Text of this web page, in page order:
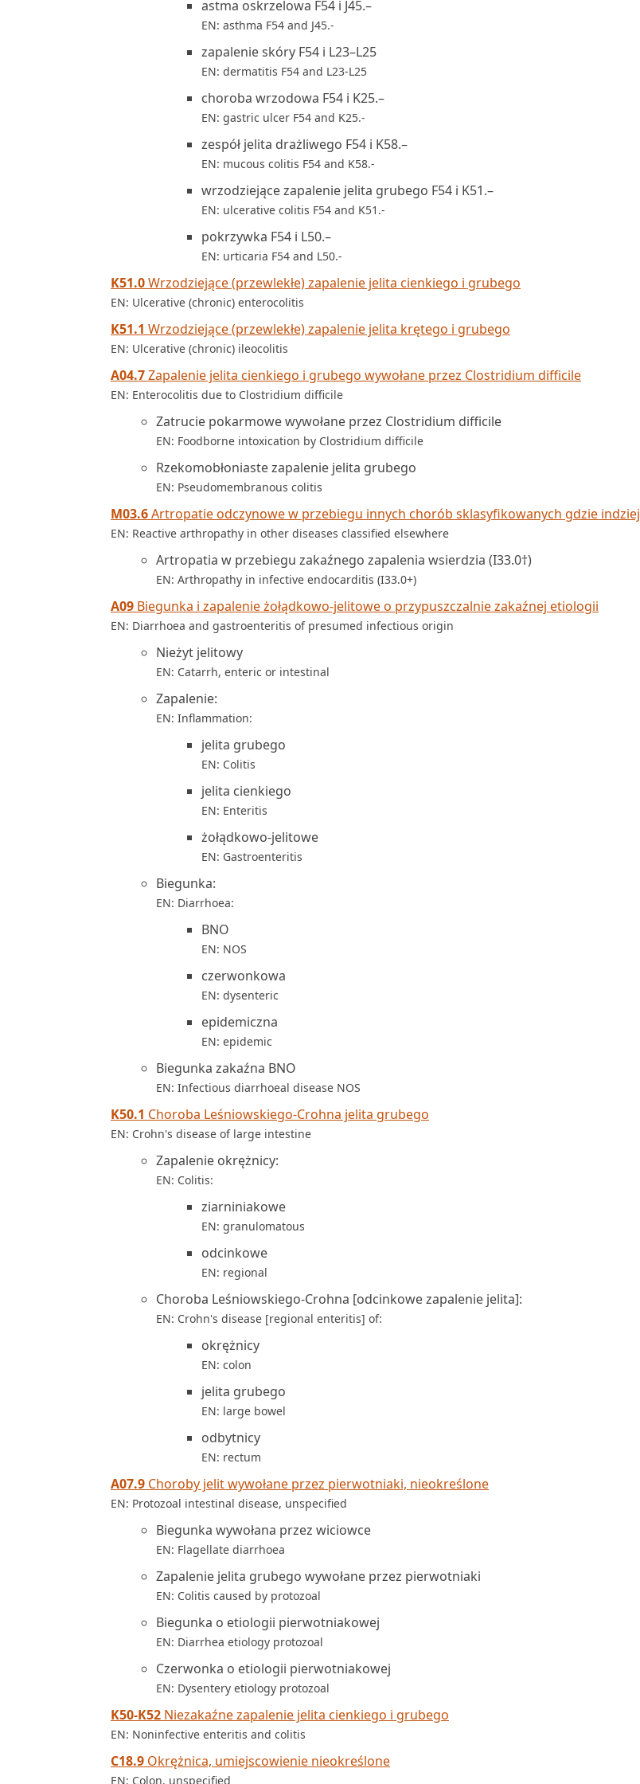
astma oskrzelowa F54 i J45.–
EN: asthma F54 and J45.-
zapalenie skóry F54 i L23–L25
EN: dermatitis F54 and L23-L25
choroba wrzodowa F54 i K25.–
EN: gastric ulcer F54 and K25.-
zespół jelita drażliwego F54 i K58.–
EN: mucous colitis F54 and K58.-
wrzodziejące zapalenie jelita grubego F54 i K51.–
EN: ulcerative colitis F54 and K51.-
pokrzywka F54 i L50.–
EN: urticaria F54 and L50.-
K51.0Wrzodziejące (przewlekłe) zapalenie jelita cienkiego i grubego
EN: Ulcerative (chronic) enterocolitis
K51.1 Wrzodziejące (przewlekłe) zapalenie jelita krętego i grubego
EN: Ulcerative (chronic) ileocolitis
A04.7Zapalenie jelita cienkiego i grubego wywołane przez Clostridium difficile
EN: Enterocolitis due to Clostridium difficile
Zatrucie pokarmowe wywołane przez Clostridium difficile
EN: Foodborne intoxication by Clostridium difficile
Rzekomobłoniaste zapalenie jelita grubego
EN: Pseudomembranous colitis
M03.6Artropatie odczynowe w przebiegu innych chorób sklasyfikowanych gdzie indziej
EN: Reactive arthropathy in other diseases classified elsewhere
Artropatia w przebiegu zakaźnego zapalenia wsierdzia (I33.0†)
EN: Arthropathy in infective endocarditis (I33.0+)
A09 Biegunka i zapalenie żołądkowo-jelitowe o przypuszczalnie zakaźnej etiologii
EN: Diarrhoea and gastroenteritis of presumed infectious origin
Nieżyt jelitowy
EN: Catarrh, enteric or intestinal
Zapalenie:
EN: Inflammation:
jelita grubego
EN: Colitis
jelita cienkiego
EN: Enteritis
żołądkowo-jelitowe
EN: Gastroenteritis
Biegunka:
EN: Diarrhoea:
BNO
EN: NOS
czerwonkowa
EN: dysenteric
epidemiczna
EN: epidemic
Biegunka zakaźna BNO
EN: Infectious diarrhoeal disease NOS
K50.1 Choroba Leśniowskiego-Crohna jelita grubego
EN: Crohn's disease of large intestine
Zapalenie okrężnicy:
EN: Colitis:
ziarniniakowe
EN: granulomatous
odcinkowe
EN: regional
Choroba Leśniowskiego-Crohna [odcinkowe zapalenie jelita]:
EN: Crohn's disease [regional enteritis] of:
okrężnicy
EN: colon
jelita grubego
EN: large bowel
odbytnicy
EN: rectum
A07.9 Choroby jelit wywołane przez pierwotniaki, nieokreślone
EN: Protozoal intestinal disease, unspecified
Biegunka wywołana przez wiciowce
EN: Flagellate diarrhoea
Zapalenie jelita grubego wywołane przez pierwotniaki
EN: Colitis caused by protozoal
Biegunka o etiologii pierwotniakowej
EN: Diarrhea etiology protozoal
Czerwonka o etiologii pierwotniakowej
EN: Dysentery etiology protozoal
K50-K52 Niezakaźne zapalenie jelita cienkiego i grubego
EN: Noninfective enteritis and colitis
C18.9 Okrężnica, umiejscowienie nieokreślone
EN: Colon, unspecified